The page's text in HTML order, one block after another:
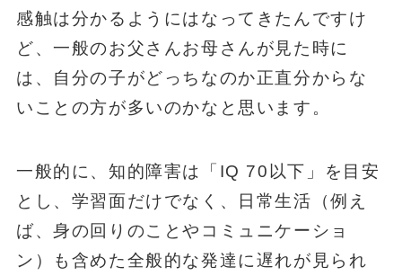
感触は分かるようにはなってきたんですけ
ど、一般のお父さんお母さんが見た時に
は、自分の子がどっちなのか正直分からな
いことの方が多いのかなと思います。
一般的に、知的障害は「IQ 70以下」を目安
とし、学習面だけでなく、日常生活（例え
ば、身の回りのことやコミュニケーショ
ン）も含めた全般的な発達に遅れが見られ